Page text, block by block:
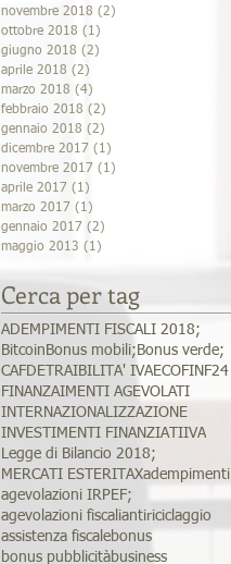
novembre 2018 (2)
ottobre 2018 (1)
giugno 2018 (2)
aprile 2018 (2)
marzo 2018 (4)
febbraio 2018 (2)
gennaio 2018 (2)
dicembre 2017 (1)
novembre 2017 (1)
aprile 2017 (1)
marzo 2017 (1)
gennaio 2017 (2)
maggio 2013 (1)
Cerca per tag
ADEMPIMENTI FISCALI 2018;
Bitcoin Bonus mobili; Bonus verde;
CAFDETRAIBILITA' IVAECOFIN F24
FINANZAIMENTI AGEVOLATI
INTERNAZIONALIZZAZIONE
INVESTIMENTI FINANZIATIIVA
Legge di Bilancio 2018;
MERCATI ESTERITAXadempimenti
agevolazioni IRPEF;
agevolazioni fiscaliantiriciclaggio
assistenza fiscalebonus
bonus pubblicitàbusiness